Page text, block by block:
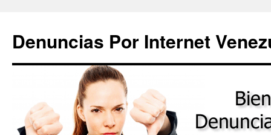
contenido
Denuncias Por Internet